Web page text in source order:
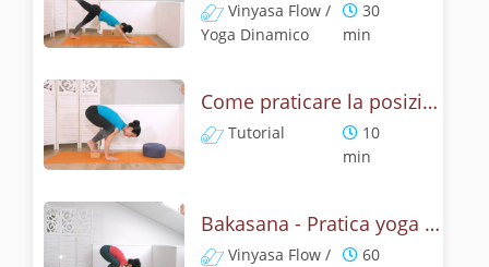
Vinyasa Flow /
Yoga Dinamico
30
min
Come praticare la posizione del corvo? Tutorial Bakasana
Tutorial
10
min
Bakasana - Pratica yoga con la tecnica della posizione del corvo
Vinyasa Flow /
60